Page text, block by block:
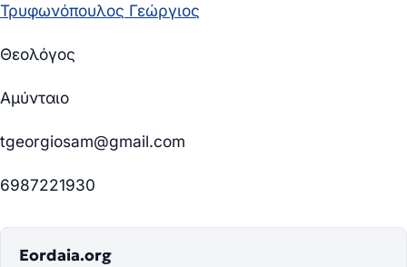
Τρυφωνόπουλος Γεώργιος
Θεολόγος
Αμύνταιο
tgeorgiosam@gmail.com
6987221930
Eordaia.org